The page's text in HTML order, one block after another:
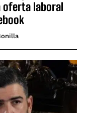
oferta laboral